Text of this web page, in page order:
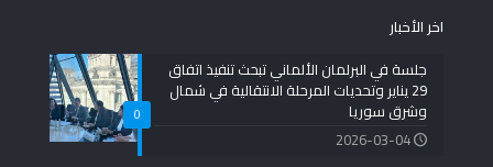
اخر الأخبار
0
جلسة في البرلمان الألماني تبحث تنفيذ اتفاق
29 يناير وتحديات المرحلة الانتقالية في شمال
وشرق سوريا
2026-03-04